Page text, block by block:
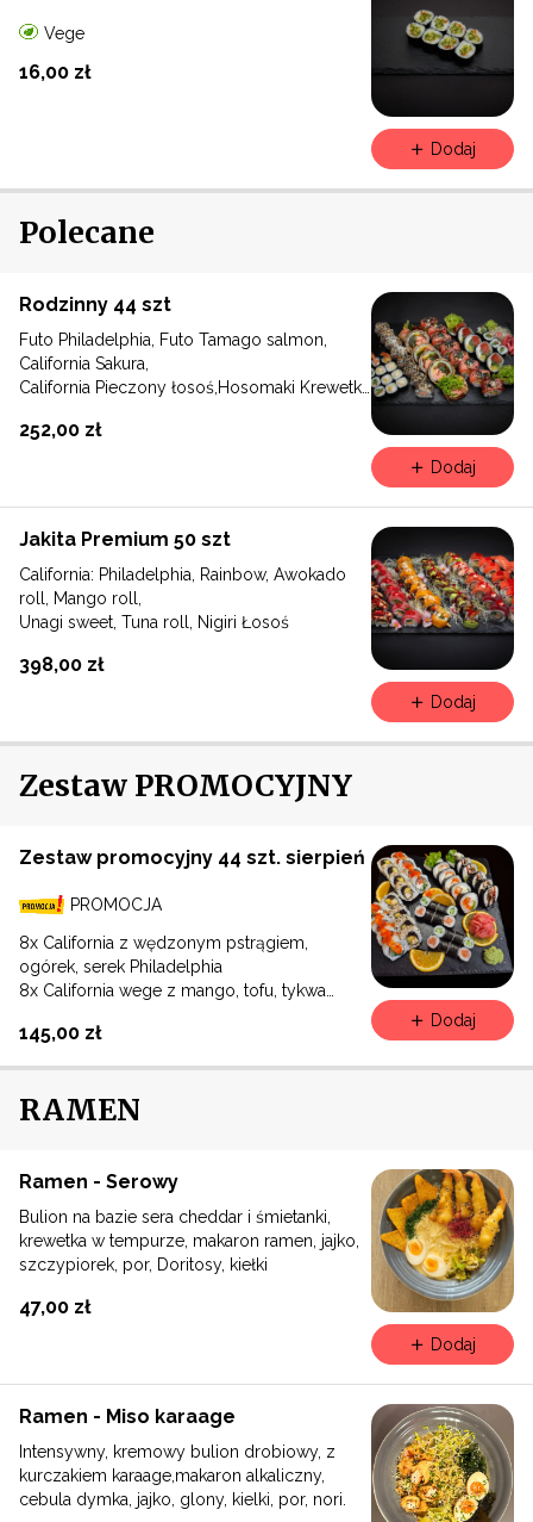
Vege
16,00 zł
Dodaj
Polecane
Rodzinny 44 szt
Futo Philadelphia, Futo Tamago salmon,
California Sakura,
California Pieczony łosoś,Hosomaki Krewetka
252,00 zł
Dodaj
Jakita Premium 50 szt
California: Philadelphia, Rainbow, Awokado
roll, Mango roll,
Unagi sweet, Tuna roll, Nigiri Łosoś
398,00 zł
Dodaj
Zestaw PROMOCYJNY
Zestaw promocyjny 44 szt. sierpień
PROMOCJA
8x California z wędzonym pstrągiem,
ogórek, serek Philadelphia
8x California wege z mango, tofu, tykwa
marynowaną marchewką
6x Futomak z pieczonym łososiem, ogórek,
8x Hosomak łosoś
145,00 zł
Dodaj
RAMEN
Ramen - Serowy
Bulion na bazie sera cheddar i śmietanki,
krewetka w tempurze, makaron ramen, jajko,
szczypiorek, por, Doritosy, kiełki
47,00 zł
Dodaj
Ramen - Miso karaage
Intensywny, kremowy bulion drobiowy, z
kurczakiem karaage,makaron alkaliczny,
cebula dymka, jajko, glony, kielki, por, nori.